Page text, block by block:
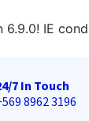
6.9.0! IE
7 In Touch
8962 3196